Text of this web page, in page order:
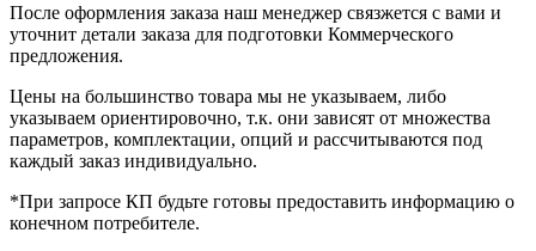
После оформления заказа наш менеджер связжется с вами и
уточнит детали заказа для подготовки Коммерческого
предложения.
Цены на большинство товара мы не указываем, либо
указываем ориентировочно, т.к. они зависят от множества
параметров, комплектации, опций и рассчитываются под
каждый заказ индивидуально.
*При запросе КП будьте готовы предоставить информацию о
конечном потребителе.